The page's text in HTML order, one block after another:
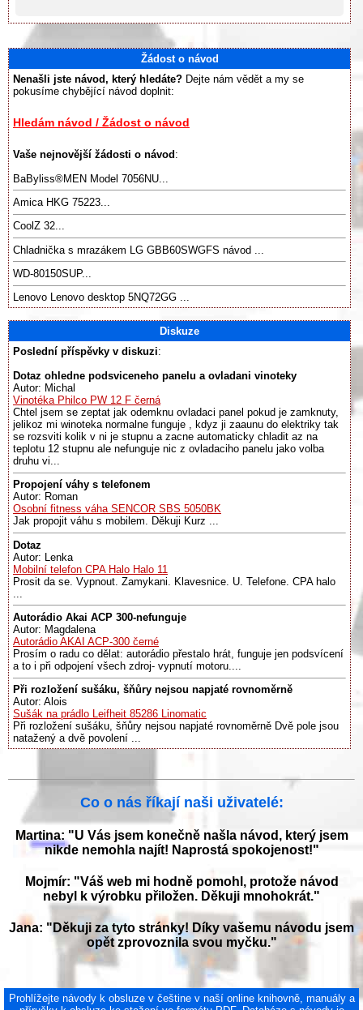
Žádost o návod
Nenašli jste návod, který hledáte? Dejte nám vědět a my se
pokusíme chybějící návod doplnit:
Hledám návod / Žádost o návod
Vaše nejnovější žádosti o návod :
BaByliss®️MEN Model 7056NU...
Amica HKG 75223...
CoolZ 32...
Chladnička s mrazákem LG GBB60SWGFS návod ...
WD-80150SUP...
Lenovo Lenovo desktop 5NQ72GG ...
Diskuze
Poslední příspěvky v diskuzi:
Dotaz ohledne podsviceneho panelu a ovladani vinoteky
Autor: Michal
Vinotéka Philco PW 12 F černá
Chtel jsem se zeptat jak odemknu ovladaci panel pokud je zamknuty,
jelikoz mi winoteka normalne funguje , kdyz ji zaaunu do elektriky tak
se rozsviti kolik v ni je stupnu a zacne automaticky chladit az na
teplotu 12 stupnu ale nefunguje nic z ovladaciho panelu jako volba
druhu vi...
Propojení váhy s telefonem
Autor: Roman
Osobní fitness váha SENCOR SBS 5050BK
Jak propojit váhu s mobilem. Děkuji Kurz ...
Dotaz
Autor: Lenka
Mobilní telefon CPA Halo Halo 11
Prosit da se. Vypnout. Zamykani. Klavesnice. U. Telefone. CPA halo
Autorádio Akai ACP 300-nefunguje
Autor: Magdalena
Autorádio AKAI ACP-300 černé
Prosím o radu co dělat: autorádio přestalo hrát, funguje jen podsvícení
a to i při odpojení všech zdroj- vypnutí motoru....
Při rozložení sušáku, šňůry nejsou napjaté rovnoměrně
Autor: Alois
Sušák na prádlo Leifheit 85286 Linomatic
Při rozložení sušáku, šňůry nejsou napjaté rovnoměrně Dvě pole jsou
natažený a dvě povolení ...
Co o nás říkají naši uživatelé:
Martina: "U Vás jsem konečně našla návod, který jsem
nikde nemohla najít! Naprostá spokojenost!"
Mojmír: "Váš web mi hodně pomohl, protože návod
nebyl k výrobku přiložen. Děkuji mnohokrát."
Jana: "Děkuji za tyto stránky! Díky vašemu návodu jsem
opět zprovoznila svou myčku."
Prohlížejte návody k obsluze v češtine v naší online knihovně, manuály a